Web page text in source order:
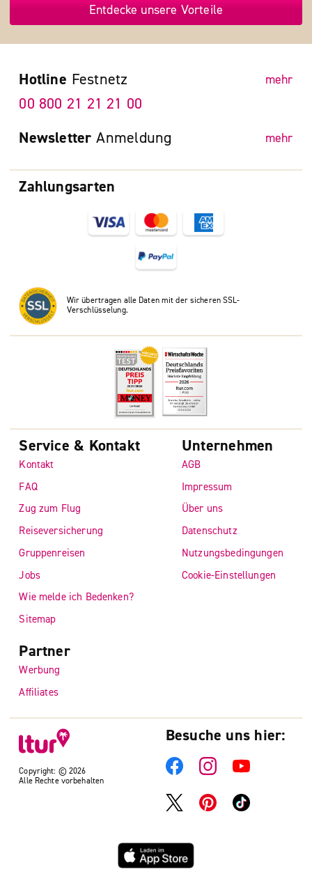
Entdecke unsere Vorteile
Zahlungsarten
Wir übertragen alle Daten mit der sicheren SSL-
Verschlüsselung.
Hotline Festnetz mehr
00 800 21 21 21 00
Newsletter Anmeldung mehr
Copyright: © 2026
Alle Rechte vorbehalten
Service & Kontakt
Kontakt
FAQ
Zug zum Flug
Reiseversicherung
Gruppenreisen
Jobs
Wie melde ich Bedenken?
Sitemap
Unternehmen
AGB
Impressum
Über uns
Datenschutz
Nutzungsbedingungen
Cookie-Einstellungen
Partner
Werbung
Affiliates
Besuche uns hier: